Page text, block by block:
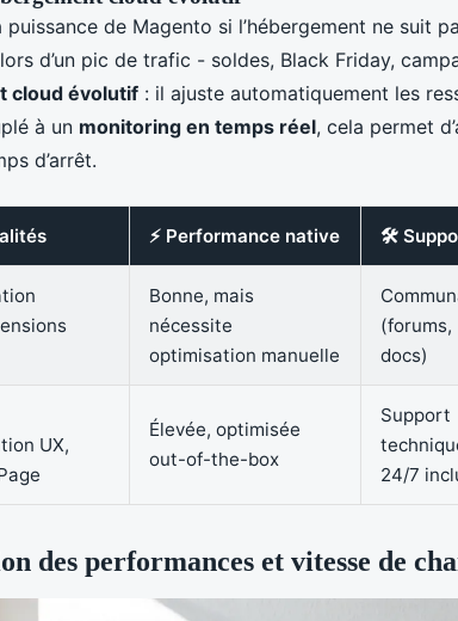
de Magento si l’hébergement ne suit
d’un pic de trafic - soldes, Black Friday,
cloud évolutif : il ajuste automatiquement les
à un monitoring en temps réel, cela permet
d’arrêt.
⚡ Performance native 🛠
Bonne, mais
nécessite
optimisation manuelle
(forums,
docs)
UX,
Élevée, optimisée
out-of-the-box
Support
24/7
des performances et vitesse de